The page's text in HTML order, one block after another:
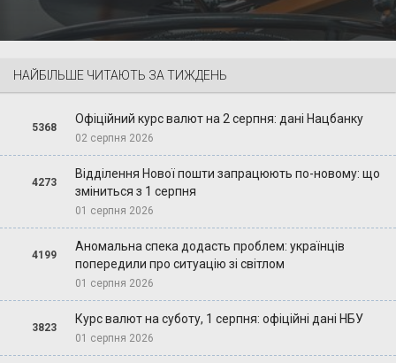
НАЙБІЛЬШЕ ЧИТАЮТЬ ЗА ТИЖДЕНЬ
5368
Офіційний курс валют на 2 серпня: дані Нацбанку
02 серпня 2026
4273
Відділення Нової пошти запрацюють по-новому: що
зміниться з 1 серпня
01 серпня 2026
4199
Аномальна спека додасть проблем: українців
попередили про ситуацію зі світлом
01 серпня 2026
3823
Курс валют на суботу, 1 серпня: офіційні дані НБУ
01 серпня 2026